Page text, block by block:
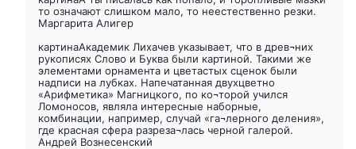
то означают слишком мало, то неестественно резки.
Маргарита Алигер
картинаАкадемик Лихачев указывает, что в древ¬них
рукописях Слово и Буква были картиной. Такими же
элементами орнамента и цветастых сценок были
надписи на лубках. Напечатанная двухцветно
«Арифметика» Магницкого, по ко¬торой учился
Ломоносов, являла интересные наборные,
комбинации, например, случай «га¬лерного деления»,
где красная сфера разреза¬лась черной галерой.
Андрей Вознесенский